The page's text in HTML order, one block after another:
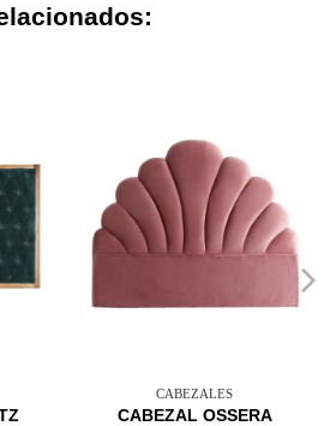
CABEZALES
CABEZAL OSSERA